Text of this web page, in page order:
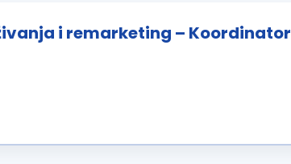
i remarketing – Koordinator